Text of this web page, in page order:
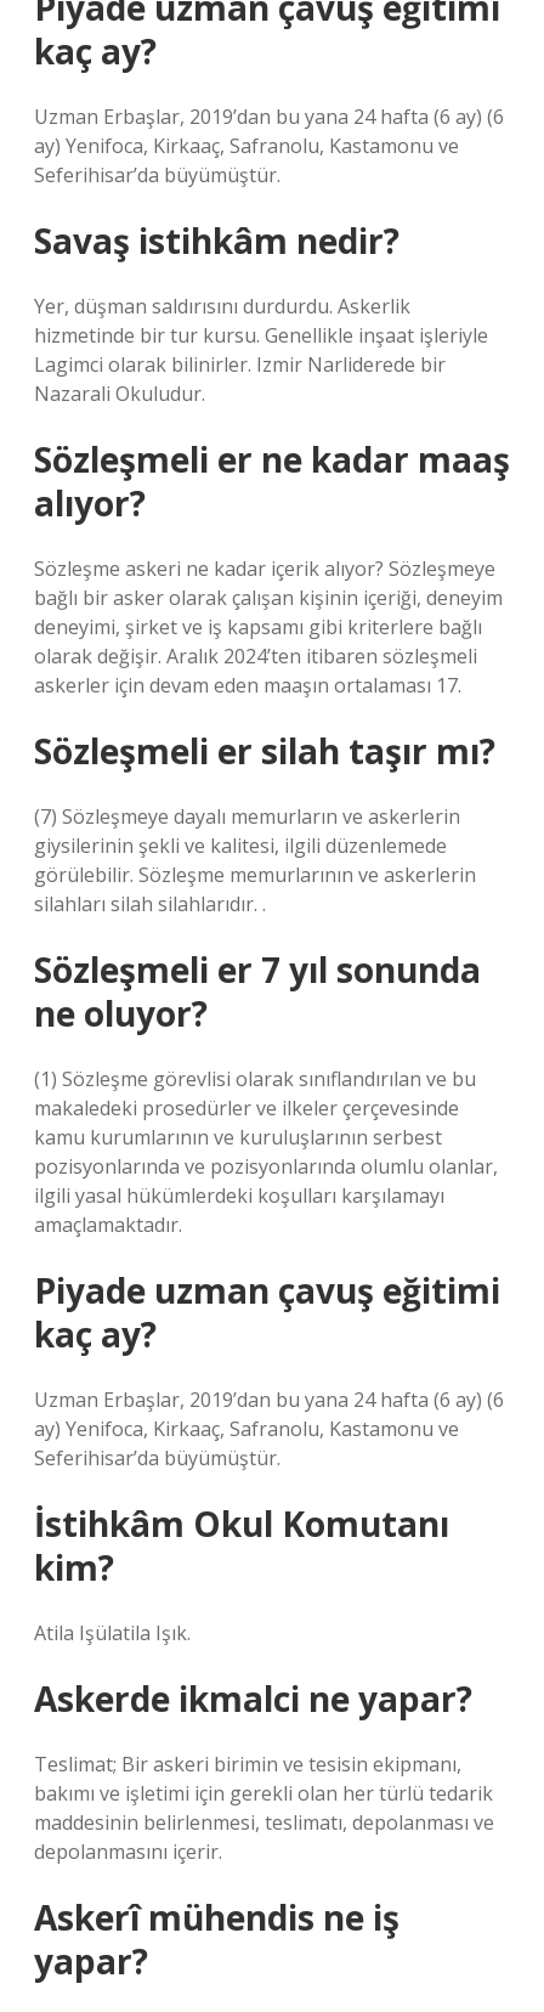
kaç ay?
Uzman Erbaşlar, 2019’dan bu yana 24 hafta (6 ay) (6
ay) Yenifoca, Kirkaaç, Safranolu, Kastamonu ve
Seferihisar’da büyümüştür.
Savaş istihkâm nedir?
Yer, düşman saldırısını durdurdu. Askerlik
hizmetinde bir tur kursu. Genellikle inşaat işleriyle
Lagimci olarak bilinirler. Izmir Narliderede bir
Nazarali Okuludur.
Sözleşmeli er ne kadar maaş
alıyor?
Sözleşme askeri ne kadar içerik alıyor? Sözleşmeye
bağlı bir asker olarak çalışan kişinin içeriği, deneyim
deneyimi, şirket ve iş kapsamı gibi kriterlere bağlı
olarak değişir. Aralık 2024’ten itibaren sözleşmeli
askerler için devam eden maaşın ortalaması 17.
Sözleşmeli er silah taşır mı?
(7) Sözleşmeye dayalı memurların ve askerlerin
giysilerinin şekli ve kalitesi, ilgili düzenlemede
görülebilir. Sözleşme memurlarının ve askerlerin
silahları silah silahlarıdır. .
Sözleşmeli er 7 yıl sonunda
ne oluyor?
(1) Sözleşme görevlisi olarak sınıflandırılan ve bu
makaledeki prosedürler ve ilkeler çerçevesinde
kamu kurumlarının ve kuruluşlarının serbest
pozisyonlarında ve pozisyonlarında olumlu olanlar,
ilgili yasal hükümlerdeki koşulları karşılamayı
amaçlamaktadır.
Piyade uzman çavuş eğitimi
kaç ay?
Uzman Erbaşlar, 2019’dan bu yana 24 hafta (6 ay) (6
ay) Yenifoca, Kirkaaç, Safranolu, Kastamonu ve
Seferihisar’da büyümüştür.
İstihkâm Okul Komutanı
kim?
Atila Işülatila Işık.
Askerde ikmalci ne yapar?
Teslimat; Bir askeri birimin ve tesisin ekipmanı,
bakımı ve işletimi için gerekli olan her türlü tedarik
maddesinin belirlenmesi, teslimatı, depolanması ve
depolanmasını içerir.
Askerî mühendis ne iş
yapar?